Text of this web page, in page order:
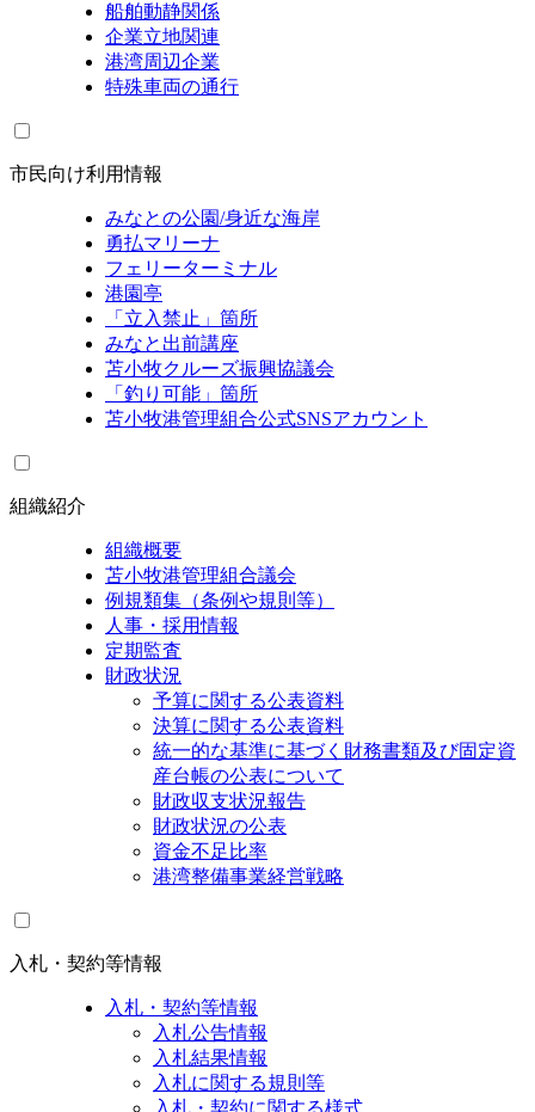
船舶動静関係
企業立地関連
港湾周辺企業
特殊車両の通行
市民向け利用情報
みなとの公園/身近な海岸
勇払マリーナ
フェリーターミナル
港園亭
「立入禁止」箇所
みなと出前講座
苫小牧クルーズ振興協議会
「釣り可能」箇所
苫小牧港管理組合公式SNSアカウント
組織紹介
組織概要
苫小牧港管理組合議会
例規類集（条例や規則等）
人事・採用情報
定期監査
財政状況
予算に関する公表資料
決算に関する公表資料
統一的な基準に基づく財務書類及び固定資
産台帳の公表について
財政収支状況報告
財政状況の公表
資金不足比率
港湾整備事業経営戦略
入札・契約等情報
入札・契約等情報
入札公告情報
入札結果情報
入札に関する規則等
入札・契約に関する様式